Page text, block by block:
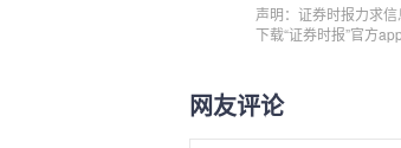
声明：证券时报力求
下载“证券时报”官方
网友评论